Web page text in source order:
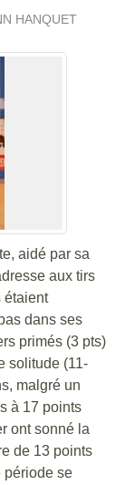
HANQUET
aidé par sa
aux tirs
étaient
dans ses
primés (3 pts)
solitude (11-
malgré un
à 17 points
ont sonné la
de 13 points
période se